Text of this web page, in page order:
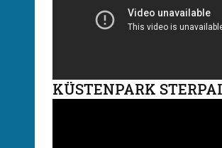
KÜSTENPARK